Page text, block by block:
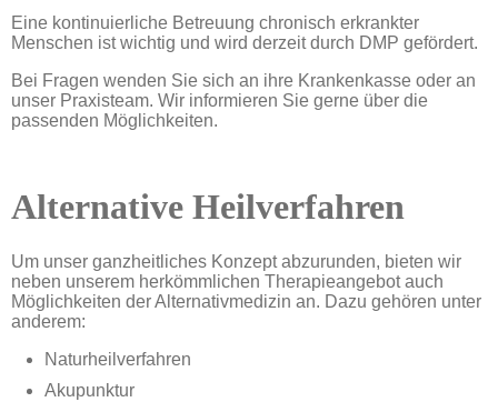
Eine kontinuierliche Betreuung chronisch erkrankter
Menschen ist wichtig und wird derzeit durch DMP gefördert.
Bei Fragen wenden Sie sich an ihre Kranken­kasse oder an
unser Praxisteam. Wir infor­mieren Sie gerne über die
passenden Möglichkeiten.
Alternative Heilverfahren
Um unser ganzheitliches Konzept ab­zu­run­den, bieten wir
neben unserem her­kömm­lichen Therapie­angebot auch
Möglich­keiten der Alterna­tiv­medi­zin an. Dazu gehören unter
anderem:
Naturheilverfahren
Akupunktur